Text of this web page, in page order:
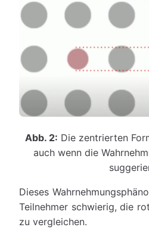
Abb. 2: Die zentrierten
auch wenn die
Dieses
Teilnehmer schwierig, die
zu vergleichen.